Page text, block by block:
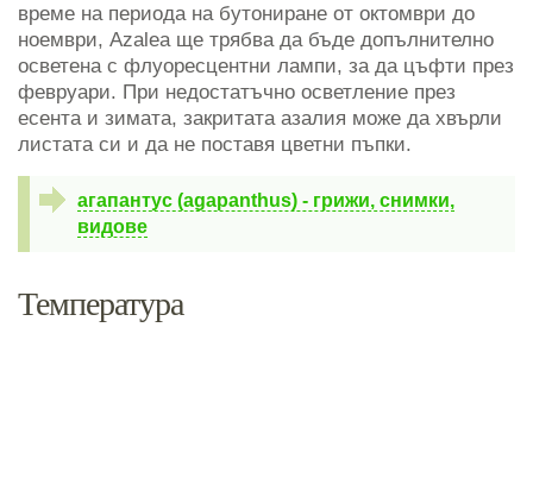
време на периода на бутониране от октомври до
ноември, Azalea ще трябва да бъде допълнително
осветена с флуоресцентни лампи, за да цъфти през
февруари. При недостатъчно осветление през
есента и зимата, закритата азалия може да хвърли
листата си и да не поставя цветни пъпки.
агапантус (agapanthus) - грижи, снимки,
видове
Температура